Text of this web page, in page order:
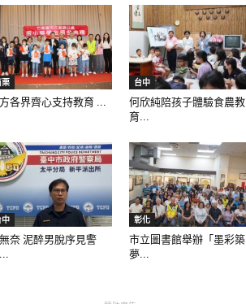
各界齊心支持教育 ...
台中
何欣純陪孩子體驗食農教
育...
中
奈 泥醉男脫序見警
彰化
市立圖書館舉辦「墨彩築
夢...